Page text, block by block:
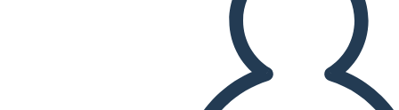
ČÍTAJ MI